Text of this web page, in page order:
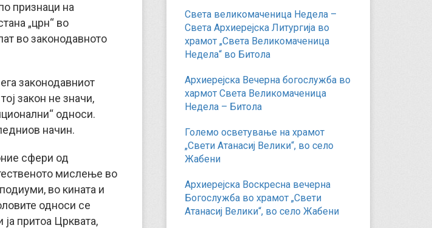
признаци на
„црн“ во
во законодавното
законодавниот
закон не значи,
односи.
начин.
сфери од
мислење во
во кината и
односи се
ја притоа Црквата,
Света великомаченица Недела –
Света Архиерејска Литургија во
храмот „Света Великомаченица
Недела“ во Битола
Архиерејска Вечерна богослужба во
хармот Света Великомаченица
Недела – Битола
Големо осветување на храмот
„Свети Атанасиј Велики“, во село
Жабени
Архиерејска Воскресна вечерна
Богослужба во храмот „Свети
Атанасиј Велики“, во село Жабени